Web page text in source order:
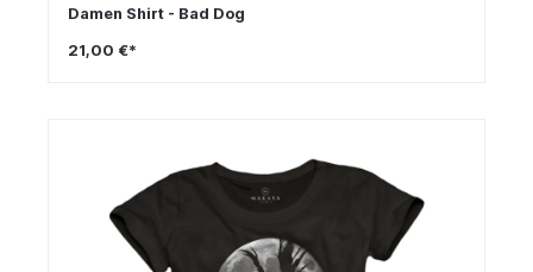
Damen Shirt - Bad Dog
21,00 €*